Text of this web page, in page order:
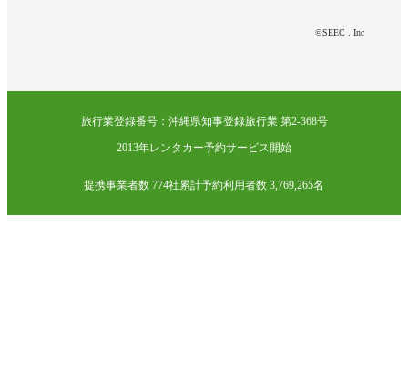
©SEEC . Inc
旅行業登録番号：沖縄県知事登録旅行業 第2-368号
2013年レンタカー予約サービス開始
提携事業者数 774社累計予約利用者数 3,769,265名